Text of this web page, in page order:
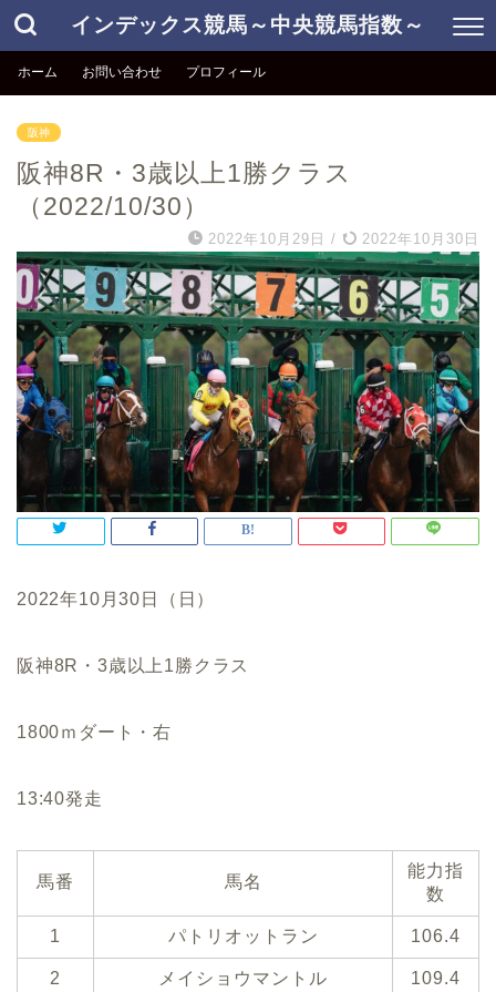
インデックス競馬～中央競馬指数～
ホーム お問い合わせ プロフィール
阪神
阪神8R・3歳以上1勝クラス
（2022/10/30）
2022年10月29日 / 2022年10月30日
2022年10月30日（日）
阪神8R・3歳以上1勝クラス
1800ｍダート・右
13:40発走
馬番 馬名
能力指
数
1 パトリオットラン 106.4
2 メイショウマントル 109.4